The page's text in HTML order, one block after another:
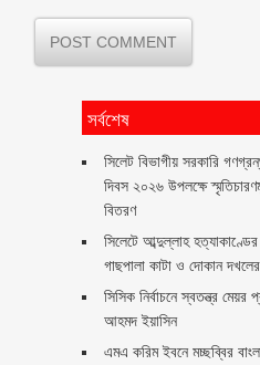
সর্বশেষ
সিলেট বিভাগীয় সরকারি
দিবস ২০২৬ উপলক্ষে
বিতরণ ‎ ‎
সিলেটে আব্দুল্লাহ
গাছপালা কাটা ও দোকান
সিসিক নির্বাচনে স্বতন্ত্র মেয়র
আহমদ ইয়াসিন
এমএ করিম ইবনে মচ্ছব্বির